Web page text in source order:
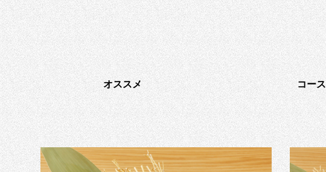
オススメ コース